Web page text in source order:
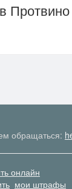
Протвино
обращаться:
онлайн
мои штрафы